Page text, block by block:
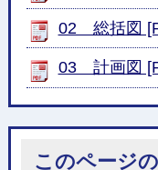
02 総括図
03 計画図
このページ